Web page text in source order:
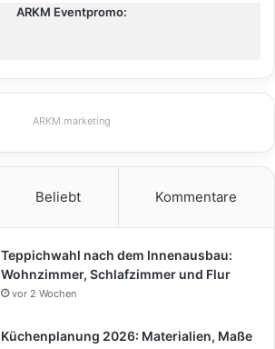
ARKM Eventpromo:
ARKM.marketing
Beliebt Kommentare
Teppichwahl nach dem Innenausbau:
Wohnzimmer, Schlafzimmer und Flur
vor 2 Wochen
Küchenplanung 2026: Materialien, Maße